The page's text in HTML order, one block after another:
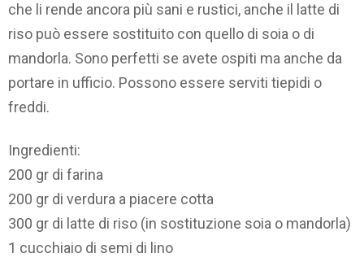
che li rende ancora più sani e rustici, anche il latte di
riso può essere sostituito con quello di soia o di
mandorla. Sono perfetti se avete ospiti ma anche da
portare in ufficio. Possono essere serviti tiepidi o
freddi.
Ingredienti:
200 gr di farina
200 gr di verdura a piacere cotta
300 gr di latte di riso (in sostituzione soia o mandorla)
1 cucchiaio di semi di lino